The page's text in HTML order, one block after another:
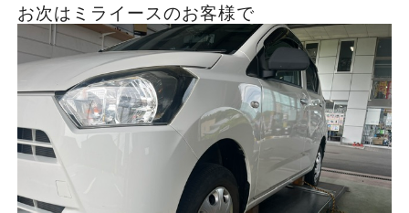
お次はミライースのお客様で